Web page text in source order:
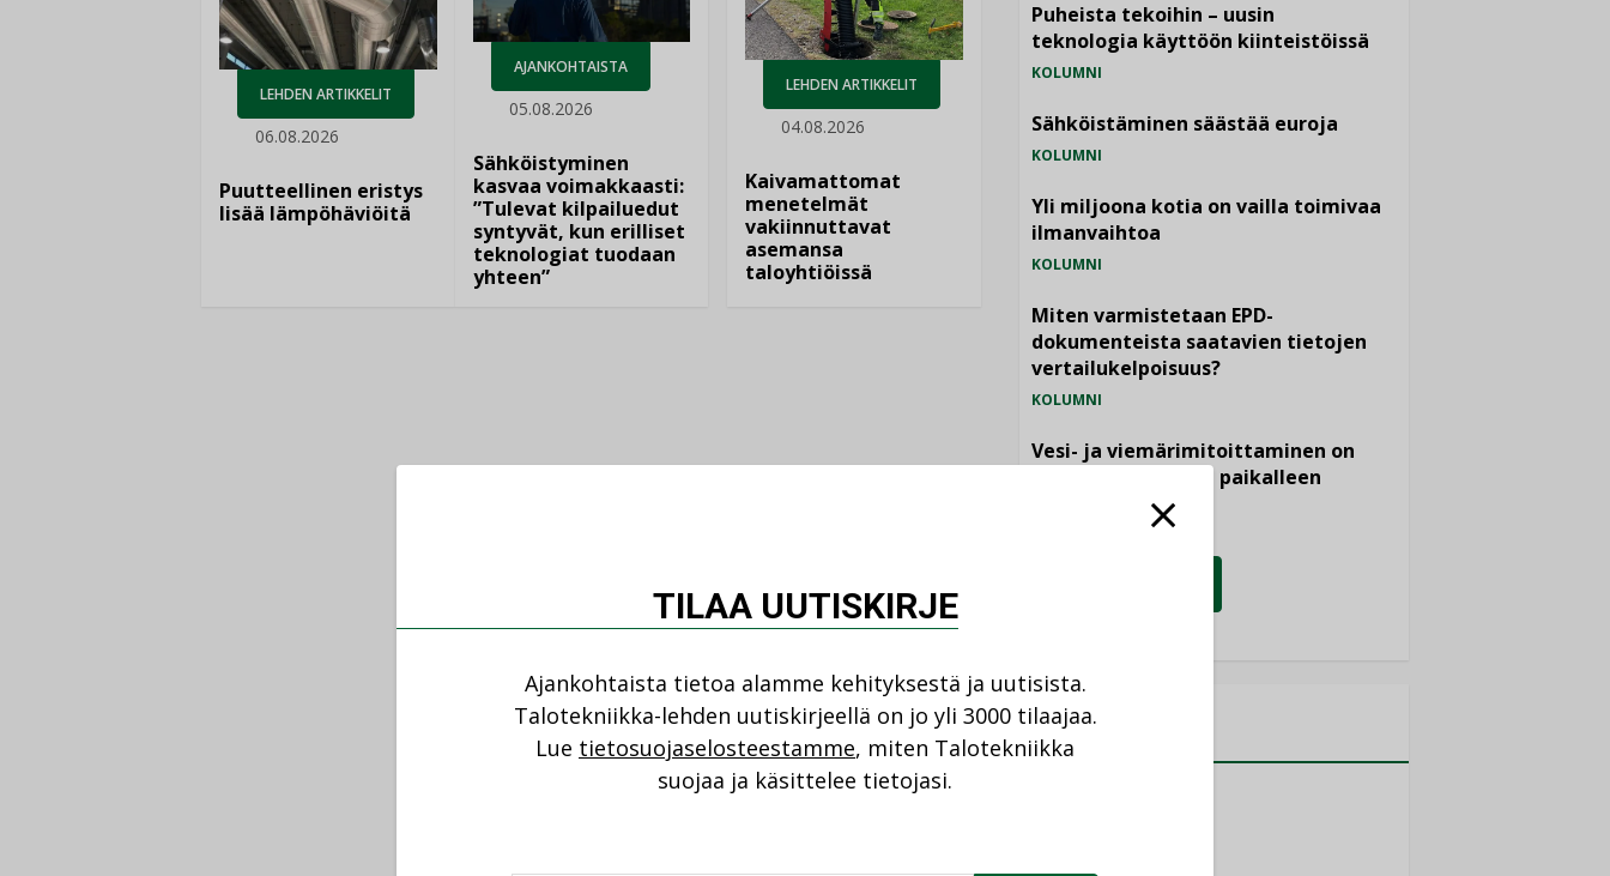
LEHDEN ARTIKKELIT
06.08.2026
Puutteellinen eristys
lisää lämpöhäviöitä
AJANKOHTAISTA
05.08.2026
Sähköistyminen
kasvaa voimakkaasti:
”Tulevat kilpailuedut
syntyvät, kun erilliset
teknologiat tuodaan
yhteen”
LEHDEN ARTIKKELIT
04.08.2026
Kaivamattomat
menetelmät
vakiinnuttavat
asemansa
taloyhtiöissä
Puheista tekoihin – uusin
teknologia käyttöön kiinteistöissä
KOLUMNI
Sähköistäminen säästää euroja
KOLUMNI
Yli miljoona kotia on vailla toimivaa
ilmanvaihtoa
KOLUMNI
Miten varmistetaan EPD-
dokumenteista saatavien tietojen
vertailukelpoisuus?
KOLUMNI
Vesi- ja viemärimitoittaminen on
jämähtänyt ajassa paikalleen
NIMITYKSET
TILAA UUTISKIRJE
Ajankohtaista tietoa alamme kehityksestä ja uutisista.
Talotekniikka-lehden uutiskirjeellä on jo yli 3000 tilaajaa.
Lue tietosuojaselosteestamme, miten Talotekniikka
suojaa ja käsittelee tietojasi.